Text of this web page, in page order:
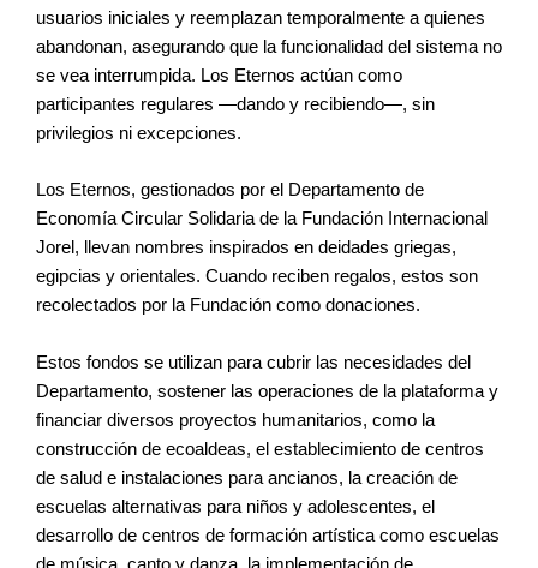
usuarios iniciales y reemplazan temporalmente a quienes
abandonan, asegurando que la funcionalidad del sistema no
se vea interrumpida. Los Eternos actúan como
participantes regulares —dando y recibiendo—, sin
privilegios ni excepciones.
Los Eternos, gestionados por el Departamento de
Economía Circular Solidaria de la Fundación Internacional
Jorel, llevan nombres inspirados en deidades griegas,
egipcias y orientales. Cuando reciben regalos, estos son
recolectados por la Fundación como donaciones.
Estos fondos se utilizan para cubrir las necesidades del
Departamento, sostener las operaciones de la plataforma y
financiar diversos proyectos humanitarios, como la
construcción de ecoaldeas, el establecimiento de centros
de salud e instalaciones para ancianos, la creación de
escuelas alternativas para niños y adolescentes, el
desarrollo de centros de formación artística como escuelas
de música, canto y danza, la implementación de